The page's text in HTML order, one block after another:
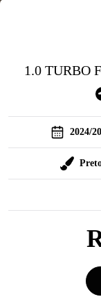
1.0 TURBO
2024/